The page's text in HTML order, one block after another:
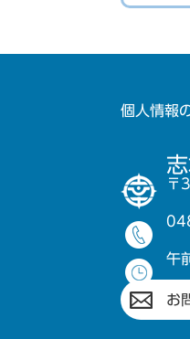
個人情報
〒
午
お